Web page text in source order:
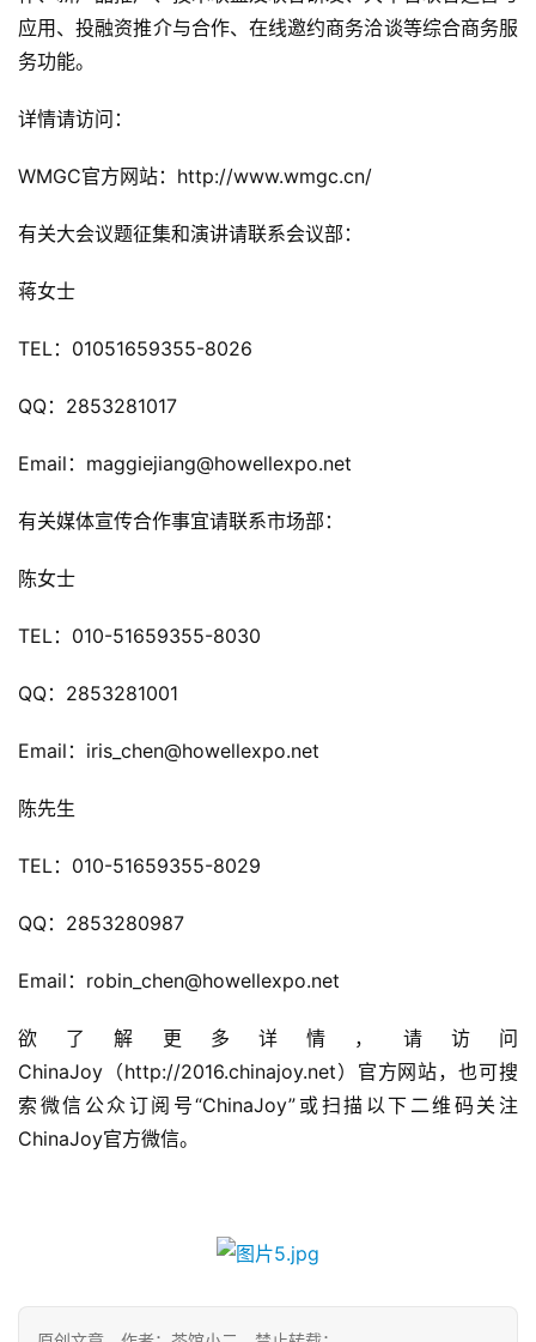
2
5
第
三
金
奖
7
月
日
游
接
会
站
文
(
中
国
)
应用、投融资推介与合作、在线邀约商务洽谈等综合商务服
务功能。
详情请访问：
WMGC官方网站：http://www.wmgc.cn/
有关大会议题征集和演讲请联系会议部：
蒋女士
TEL：01051659355-8026
QQ：2853281017
Email：maggiejiang@howellexpo.net
有关媒体宣传合作事宜请联系市场部：
陈女士
TEL：010-51659355-8030
QQ：2853281001
Email：iris_chen@howellexpo.net
陈先生
TEL：010-51659355-8029
QQ：2853280987
Email：robin_chen@howellexpo.net
欲了解更多详情，请访问
ChinaJoy（http://2016.chinajoy.net）官方网站，也可搜
索微信公众订阅号“ChinaJoy”或扫描以下二维码关注
ChinaJoy官方微信。